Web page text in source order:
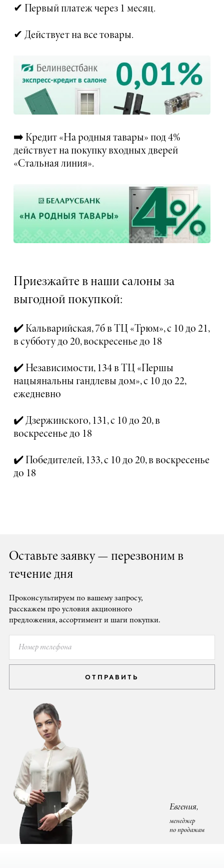
✔ Первый платеж через 1 месяц.
✔ Действует на все товары.
➡️ Кредит «На родныя тавары» под 4%
действует на покупку входных дверей
«Стальная линия».
Приезжайте в наши салоны за
выгодной покупкой:
✔️ Кальварийская, 7б в ТЦ «Трюм», с 10 до 21,
в субботу до 20, воскресенье до 18
✔️ Независимости, 134 в ТЦ «Першы
нацыянальны гандлевы дом», с 10 до 22,
ежедневно
✔️ Дзержинского, 131, с 10 до 20, в
воскресенье до 18
✔️ Победителей, 133, с 10 до 20, в воскресенье
до 18
Оставьте заявку — перезвоним в
течение дня
Проконсультируем по вашему запросу,
расскажем про условия акционного
предложения, ассортимент и шаги покупки.
ОТПРАВИТЬ
Евгения,
менеджер
по продажам